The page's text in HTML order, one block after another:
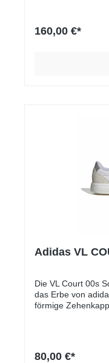
160,00 €*
Adidas VL
Die VL Court 00s
das Erbe von
förmige
Obermaterial aus
80,00 €*